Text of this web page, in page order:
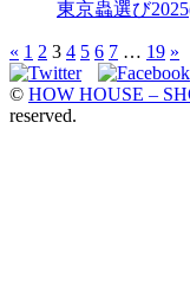
東京蟲選び
« 1 2 3 4 5 6 7 … 19 »
© HOW HOUSE –
reserved.